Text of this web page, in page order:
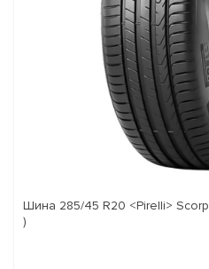
Шина 285/45 R20 <Pirelli>
)